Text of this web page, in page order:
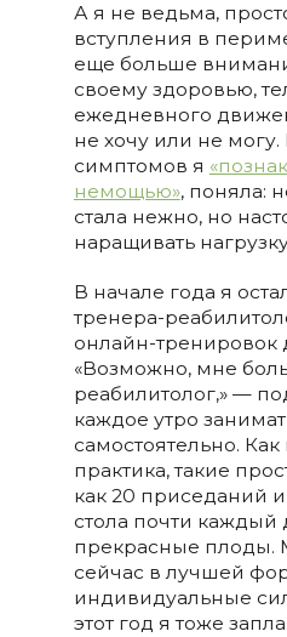
А я не ведьма,
вступления в
еще больше
своему здоровью,
ежедневного
не хочу или не
симптомов я
немощью», поняла:
стала нежно, но
наращивать
В начале года я
тренера-
онлайн-
«Возможно, мне
реабилитолог,» —
каждое утро
самостоятельно. Как
практика, такие
как 20 приседаний
стола почти каждый
прекрасные плоды.
сейчас в лучшей
индивидуальные
этот год я тоже